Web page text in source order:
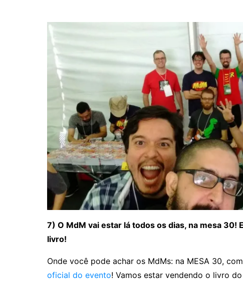
7) O MdM vai estar lá todos os dias, na mesa 30!
livro!
Onde você pode achar os MdMs: na MESA 30,
oficial do evento! Vamos estar vendendo o livro